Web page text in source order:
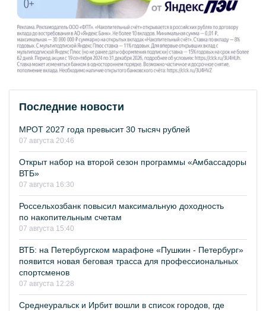
Последние новости
МРОТ 2027 года превысит 30 тысяч рублей
07 августа 20:46
Открыт набор на второй сезон программы «Амбассадоры
ВТБ»
07 августа 16:30
Россельхозбанк повысил максимальную доходность
по накопительным счетам
07 августа 15:40
ВТБ: на Петербургском марафоне «Пушкин - Петербург»
появится новая беговая трасса для профессиональных
спортсменов
07 августа 12:28
Среднеуральск и Ирбит вошли в список городов, где